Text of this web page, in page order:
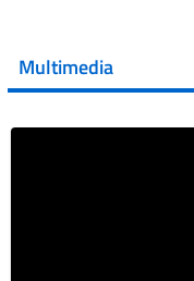
Vai al post →
Multimedia